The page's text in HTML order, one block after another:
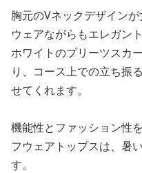
胸元のVネックデザイン
ウェアながらもエレガン
ホワイトのプリーツスカ
り、コース上での立ち振
せてくれます。
機能性とファッション性
フウェアトップスは、暑
す。